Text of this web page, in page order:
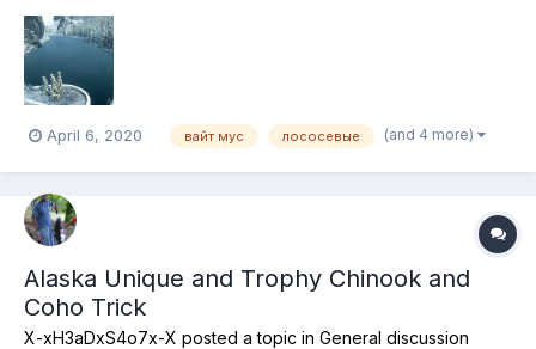
сиг (омуль). Всю эту красоту мы будем ловить на спиннинг.
Подставки запрещены. Ну, раз спиннинг. Надеемся, в этот
раз обйдётся...
April 6, 2020 вайт мус лососевые (and 4 more)
Alaska Unique and Trophy Chinook and
Coho Trick
X-xH3aDxS4o7x-X posted a topic in General discussion